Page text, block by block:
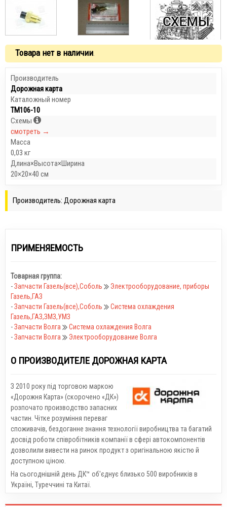
Товара нет в наличии
Производитель
Дорожная карта
Каталожный номер
ТМ106-10
Схемы
смотреть →
Масса
0,03 кг
Длина×Высота×Ширина
20×20×40 см
Производитель: Дорожная карта
ПРИМЕНЯЕМОСТЬ
Товарная группа:
-Запчасти Газель(все),Соболь
Электрооборудование, приборы
Газель,ГАЗ
-Запчасти Газель(все),Соболь
Система охлаждения
Газель,ГАЗ,ЗМЗ,УМЗ
-Запчасти Волга
Система охлаждения Волга
-Запчасти Волга Электрооборудование Волга
О ПРОИЗВОДИТЕЛЕ ДОРОЖНАЯ КАРТА
З 2010 року під торговою маркою
«Дорожня Карта» (скорочено «ДК»)
розпочато производство запасних
частин. Чітке розуміння переваг
споживачів, бездоганне знання технології виробництва та багатий
досвід роботи співробітників компанії в сфері автокомпонентів
дозволили вивести на ринок продукт з оригінальною якістю й
доступною ціною.
На сьогоднішній день ДК™ об'єднує близько 500 виробників в
Україні, Туреччині та Китаї.